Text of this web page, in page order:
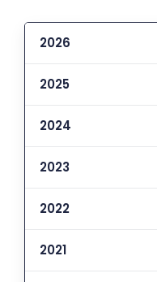
2026
2025
2024
2023
2022
2021